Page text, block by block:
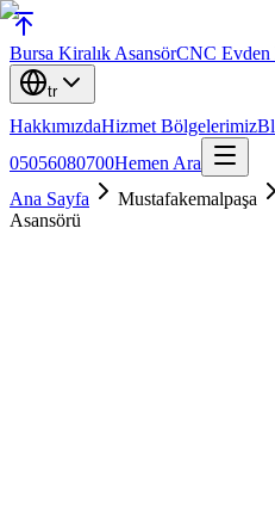
Bursa Kiralık AsansörCNC
tr
HakkımızdaHizmet Bölgelerimiz
05056080700Hemen Ara
Ana Sayfa
Mustafakemalpaşa
Asansörü